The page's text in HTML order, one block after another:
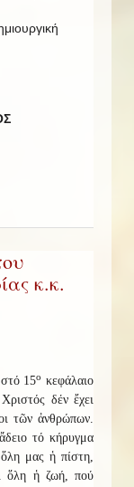
κ.κ.
15ο κεφάλαιο
δέν ἔχει
τῶν ἀνθρώπων.
τό κήρυγμα
ὅλη μας ἡ πίστη,
ὅλη ἡ ζωή, πού